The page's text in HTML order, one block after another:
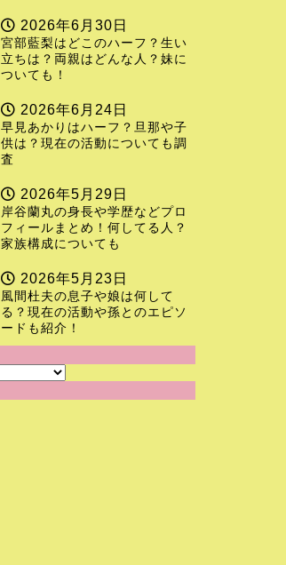
2026年6月30日
宮部藍梨はどこのハーフ？生い
立ちは？両親はどんな人？妹に
ついても！
2026年6月24日
早見あかりはハーフ？旦那や子
供は？現在の活動についても調
査
2026年5月29日
岸谷蘭丸の身長や学歴などプロ
フィールまとめ！何してる人？
家族構成についても
2026年5月23日
風間杜夫の息子や娘は何して
る？現在の活動や孫とのエピソ
ードも紹介！